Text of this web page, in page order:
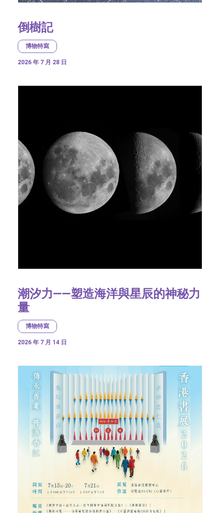
倒樹記
博物特寫
2026 年 7 月 28 日
潮汐力——塑造海洋與星辰的神秘力
量
博物特寫
2026 年 7 月 14 日